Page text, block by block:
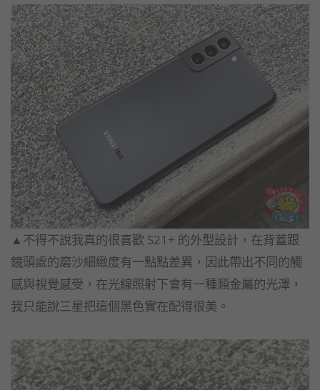
▲不得不說我真的很喜歡 S21+ 的外型設計，在背蓋跟
鏡頭處的磨沙細緻度有一點點差異，因此帶出不同的觸
感與視覺感受，在光線照射下會有一種類金屬的光澤，
我只能說三星把這個黑色實在配得很美。